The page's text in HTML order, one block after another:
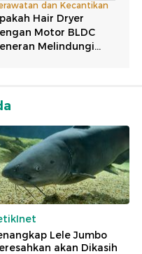
Lele Jumbo
akan Dikasih